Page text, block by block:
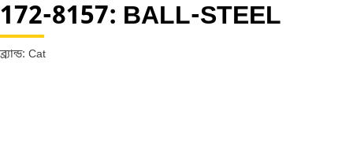
172-8157: BALL-STEEL
ব্র্যান্ড: Cat